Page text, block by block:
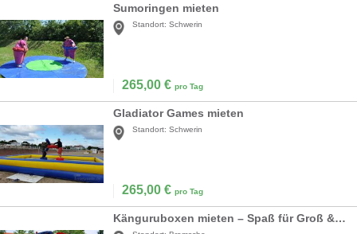
Sumoringen mieten
Standort: Schwerin
265,00 € pro Tag
Gladiator Games mieten
Standort: Schwerin
265,00 € pro Tag
Känguruboxen mieten – Spaß für Groß & Klein